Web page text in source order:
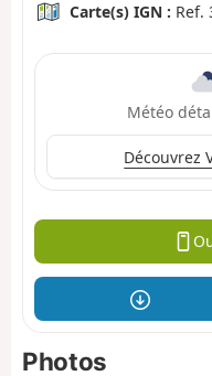
Carte(s) IGN : Ref.
Météo
Découvrez
Photos